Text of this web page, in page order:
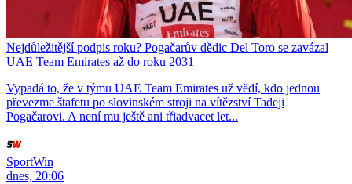
Nejdůležitější podpis roku? Pogačarův dědic Del Toro se zavázal
UAE Team Emirates až do roku 2031
Vypadá to, že v týmu UAE Team Emirates už vědí, kdo jednou
převezme štafetu po slovinském stroji na vítězství Tadeji
Pogačarovi. A není mu ještě ani třiadvacet let...
SportWin
dnes, 20:06